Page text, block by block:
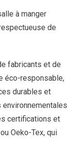
à manger
de
fabricants et de
éco-responsable,
durables et
certifications et
Oeko-Tex, qui